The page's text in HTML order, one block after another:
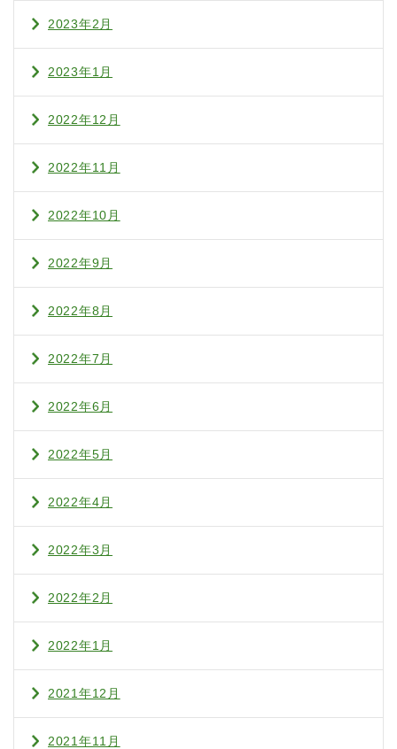
2023年2月
2023年1月
2022年12月
2022年11月
2022年10月
2022年9月
2022年8月
2022年7月
2022年6月
2022年5月
2022年4月
2022年3月
2022年2月
2022年1月
2021年12月
2021年11月